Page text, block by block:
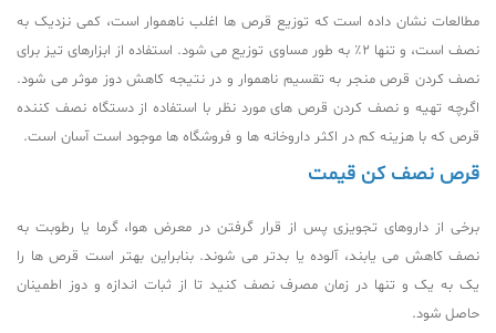
مطالعات نشان داده است که توزیع قرص ها اغلب ناهموار است، کمی نزدیک به
نصف است، و تنها 2٪ به طور مساوی توزیع می شود. استفاده از ابزارهای تیز برای
نصف کردن قرص منجر به تقسیم ناهموار و در نتیجه کاهش دوز موثر می شود.
اگرچه تهیه و نصف کردن قرص های مورد نظر با استفاده از دستگاه نصف کننده
قرص که با هزینه کم در اکثر داروخانه ها و فروشگاه ها موجود است آسان است.
قرص نصف کن قیمت
برخی از داروهای تجویزی پس از قرار گرفتن در معرض هوا، گرما یا رطوبت به
نصف کاهش می یابند، آلوده یا بدتر می شوند. بنابراین بهتر است قرص ها را
یک به یک و تنها در زمان مصرف نصف کنید تا از ثبات اندازه و دوز اطمینان
حاصل شود.